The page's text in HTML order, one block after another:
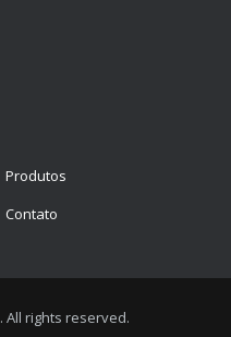
Produtos
Contato
. All rights reserved.